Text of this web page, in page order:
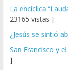
La encíclica
23165 vistas ]
¿Jesús se sintió
San Francisco y
]